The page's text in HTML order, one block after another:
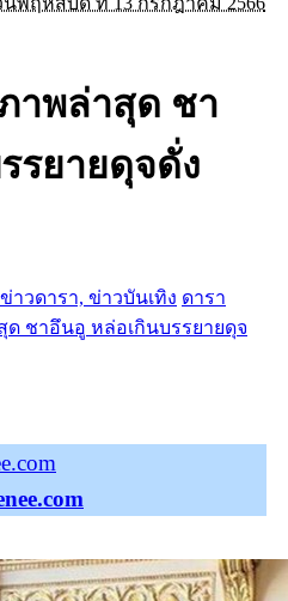
าพล่าสุด ชา
รยายดุจดั่ง
าวดารา, ข่าวบันเทิง ดารา
ชาอึนอู หล่อเกินบรรยายดุจ